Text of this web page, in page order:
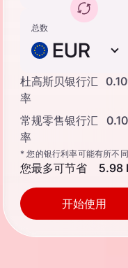
总数
EUR
杜高斯贝银行汇
率
常规零售银行汇
率
* 您的银行利率可能有所不同
您最多可节省 5.98
开始使用